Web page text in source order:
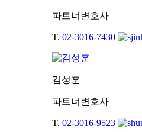
파트너변호사
T. 02-3016-7430
김성훈
파트너변호사
T. 02-3016-9523